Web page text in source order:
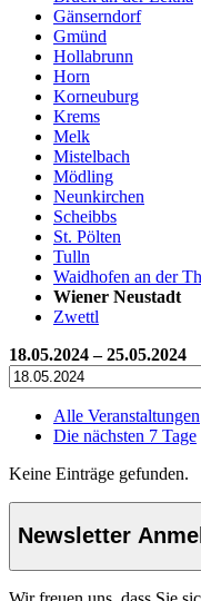
Gänserndorf
Gmünd
Hollabrunn
Horn
Korneuburg
Krems
Melk
Mistelbach
Mödling
Neunkirchen
Scheibbs
St. Pölten
Tulln
Waidhofen an der
Wiener Neustadt
Zwettl
18.05.2024 – 25.05.2024
Alle Veranstaltungen
Die nächsten 7 Tage
Keine Einträge gefunden.
Newsletter